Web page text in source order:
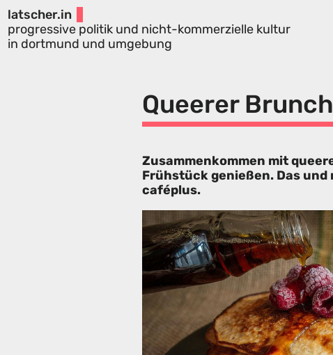
latscher.in
progressive politik und nicht-kommerzielle kultur
in dortmund und umgebung
Queerer Brunch
Zusammenkommen mit
Frühstück genießen. Das
caféplus.